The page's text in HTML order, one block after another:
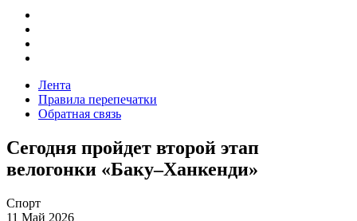
Лента
Правила перепечатки
Обратная связь
Сегодня пройдет второй этап
велогонки «Баку–Ханкенди»
Спорт
11 Май 2026